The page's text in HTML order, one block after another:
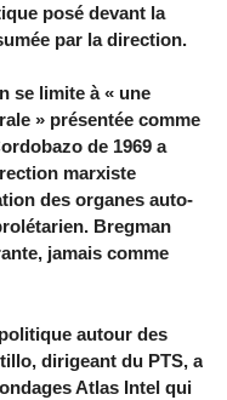
posé devant la
par la direction.
se limite à « une
» présentée comme
de 1969 a
marxiste
des organes auto-
Bregman
jamais comme
autour des
dirigeant du PTS, a
Atlas Intel qui